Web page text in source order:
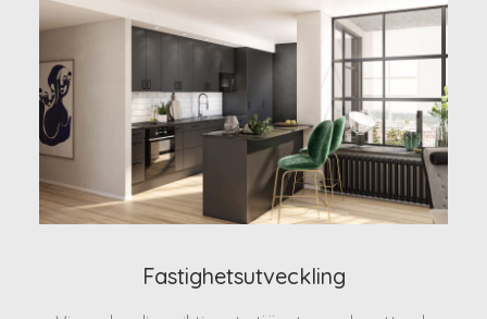
Fastighetsutveckling